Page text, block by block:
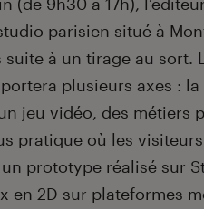
parisien situé à
suite à un tirage au sort.
plusieurs axes :
jeu vidéo, des métiers
pratique où les
prototype réalisé sur
en 2D sur plateformes